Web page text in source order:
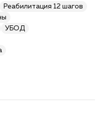
Реабилитация 12 шагов
УБОД